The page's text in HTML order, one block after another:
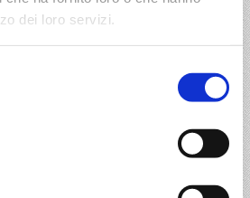
dei loro servizi.
articoli